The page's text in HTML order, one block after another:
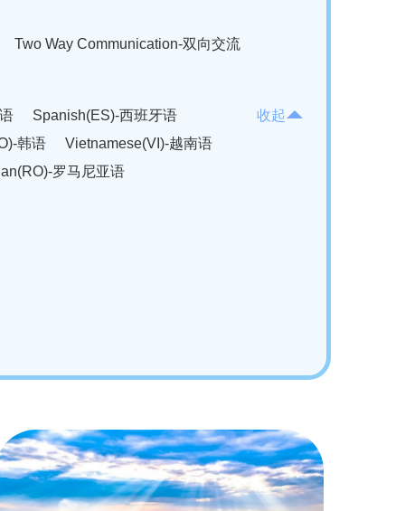
Two Way Communication-双向交流
Spanish(ES)-西班牙语
韩语
Vietnamese(VI)-越南语
罗马尼亚语
收起